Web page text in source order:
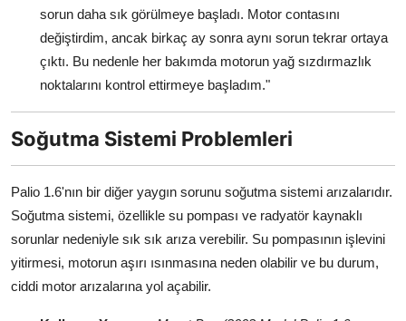
sorun daha sık görülmeye başladı. Motor contasını
değiştirdim, ancak birkaç ay sonra aynı sorun tekrar ortaya
çıktı. Bu nedenle her bakımda motorun yağ sızdırmazlık
noktalarını kontrol ettirmeye başladım."
Soğutma Sistemi Problemleri
Palio 1.6'nın bir diğer yaygın sorunu soğutma sistemi arızalarıdır.
Soğutma sistemi, özellikle su pompası ve radyatör kaynaklı
sorunlar nedeniyle sık sık arıza verebilir. Su pompasının işlevini
yitirmesi, motorun aşırı ısınmasına neden olabilir ve bu durum,
ciddi motor arızalarına yol açabilir.